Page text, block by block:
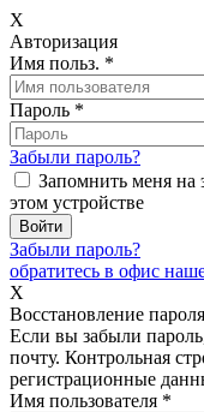
X
Авторизация
Имя польз. *
Пароль *
Забыли пароль?
Запомнить меня на
этом устройстве
Забыли пароль?
обратитесь в офис
X
Восстановление пароля
Если вы забыли
почту. Контрольная
регистрационные
Имя пользователя *